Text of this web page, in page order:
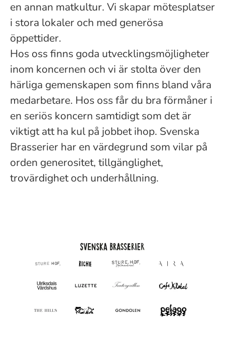
en annan matkultur. Vi skapar mötesplatser
i stora lokaler och med generösa
öppettider.
Hos oss finns goda utvecklingsmöjligheter
inom koncernen och vi är stolta över den
härliga gemenskapen som finns bland våra
medarbetare. Hos oss får du bra förmåner i
en seriös koncern samtidigt som det är
viktigt att ha kul på jobbet ihop. Svenska
Brasserier har en värdegrund som vilar på
orden generositet, tillgänglighet,
trovärdighet och underhållning.